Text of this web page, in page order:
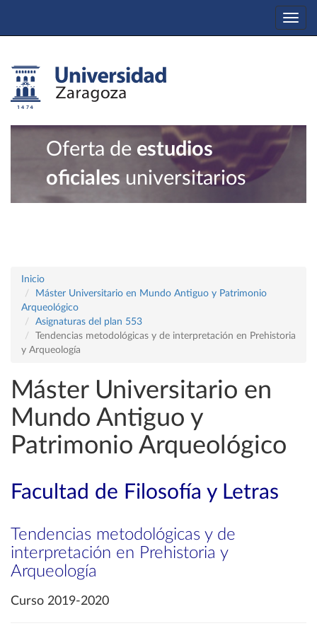
Oferta de estudios
oficiales universitarios
Inicio
Máster Universitario en Mundo Antiguo y Patrimonio
Arqueológico
Asignaturas del plan 553
Tendencias metodológicas y de interpretación en Prehistoria
y Arqueología
Máster Universitario en
Mundo Antiguo y
Patrimonio Arqueológico
Facultad de Filosofía y Letras
Tendencias metodológicas y de
interpretación en Prehistoria y
Arqueología
Curso 2019-2020